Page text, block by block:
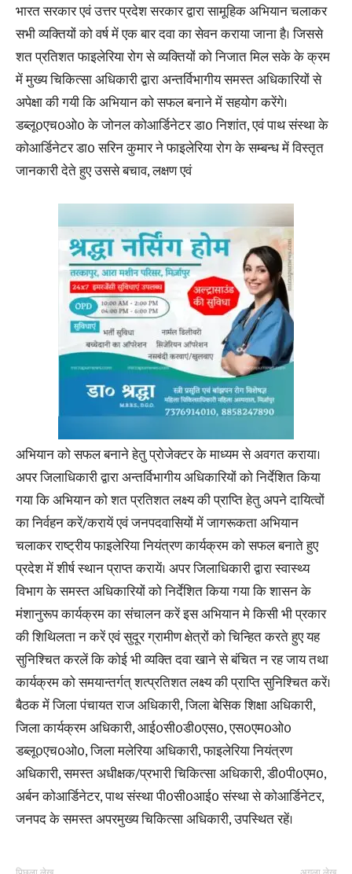
भारत सरकार एवं उत्तर प्रदेश सरकार द्वारा सामूहिक अभियान चलाकर
सभी व्यक्तियों को वर्ष में एक बार दवा का सेवन कराया जाना है। जिससे
शत प्रतिशत फाइलेरिया रोग से व्यक्तियों को निजात मिल सके के क्रम
में मुख्य चिकित्सा अधिकारी द्वारा अन्तर्विभागीय समस्त अधिकारियों से
अपेक्षा की गयी कि अभियान को सफल बनाने में सहयोग करेंगे।
डब्लू0एच0ओ0 के जोनल कोआर्डिनेटर डा0 निशांत, एवं पाथ संस्था के
कोआर्डिनेटर डा0 सरिन कुमार ने फाइलेरिया रोग के सम्बन्ध में विस्तृत
जानकारी देते हुए उससे बचाव, लक्षण एवं
अभियान को सफल बनाने हेतु प्रोजेक्टर के माध्यम से अवगत कराया।
अपर जिलाधिकारी द्वारा अन्तर्विभागीय अधिकारियों को निर्देशित किया
गया कि अभियान को शत प्रतिशत लक्ष्य की प्राप्ति हेतु अपने दायित्वों
का निर्वहन करें/करायें एवं जनपदवासियों में जागरूकता अभियान
चलाकर राष्ट्रीय फाइलेरिया नियंत्रण कार्यक्रम को सफल बनाते हुए
प्रदेश में शीर्ष स्थान प्राप्त करायें। अपर जिलाधिकारी द्वारा स्वास्थ्य
विभाग के समस्त अधिकारियों को निर्देशित किया गया कि शासन के
मंशानुरूप कार्यक्रम का संचालन करें इस अभियान मे किसी भी प्रकार
की शिथिलता न करें एवं सुदूर ग्रामीण क्षेत्रों को चिन्हित करते हुए यह
सुनिश्चित करलें कि कोई भी व्यक्ति दवा खाने से बंचित न रह जाय तथा
कार्यक्रम को समयान्तर्गत् शत्प्रतिशत लक्ष्य की प्राप्ति सुनिश्चित करें।
बैठक में जिला पंचायत राज अधिकारी, जिला बेसिक शिक्षा अधिकारी,
जिला कार्यक्रम अधिकारी, आई0सी0डी0एस0, एस0एम0ओ0
डब्लू0एच0ओ0, जिला मलेरिया अधिकारी, फाइलेरिया नियंत्रण
अधिकारी, समस्त अधीक्षक/प्रभारी चिकित्सा अधिकारी, डी0पी0एम0,
अर्बन कोआर्डिनेटर, पाथ संस्था पी0सी0आई0 संस्था से कोआर्डिनेटर,
जनपद के समस्त अपरमुख्य चिकित्सा अधिकारी, उपस्थित रहें।